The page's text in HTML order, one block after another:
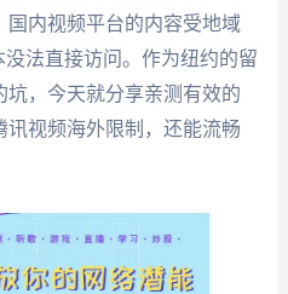
内视频平台的内容受地域
法直接访问。作为纽约的留
，今天就分享亲测有效的
视频海外限制，还能流畅